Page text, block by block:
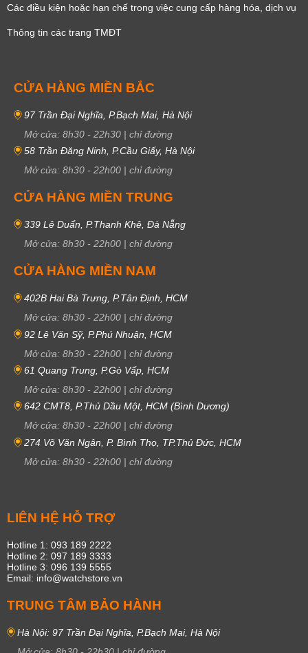
Các điều kiện hoặc hạn chế trong việc cung cấp hàng hóa, dịch vụ
Thông tin các trang TMĐT
CỬA HÀNG MIỀN BẮC
97 Trần Đại Nghĩa, P.Bạch Mai, Hà Nội
Mở cửa: 8h30 - 22h30 | chỉ đường
58 Trần Đăng Ninh, P.Cầu Giấy, Hà Nội
Mở cửa: 8h30 - 22h00 | chỉ đường
CỬA HÀNG MIỀN TRUNG
339 Lê Duẩn, P.Thanh Khê, Đà Nẵng
Mở cửa: 8h30 - 22h00 | chỉ đường
CỬA HÀNG MIỀN NAM
402B Hai Bà Trưng, P.Tân Định, HCM
Mở cửa: 8h30 - 22h00 | chỉ đường
92 Lê Văn Sỹ, P.Phú Nhuận, HCM
Mở cửa: 8h30 - 22h00 | chỉ đường
61 Quang Trung, P.Gò Vấp, HCM
Mở cửa: 8h30 - 22h00 | chỉ đường
642 CMT8, P.Thủ Dầu Một, HCM (Bình Dương)
Mở cửa: 8h30 - 22h00 | chỉ đường
274 Võ Văn Ngân, P. Bình Thọ, TP.Thủ Đức, HCM
Mở cửa: 8h30 - 22h00 | chỉ đường
LIÊN HỆ HỖ TRỢ
Hotline 1: 093 189 2222
Hotline 2: 097 189 3333
Hotline 3: 096 139 5555
Email: info@watchstore.vn
TRUNG TÂM BẢO HÀNH
Hà Nội: 97 Trần Đại Nghĩa, P.Bạch Mai, Hà Nội